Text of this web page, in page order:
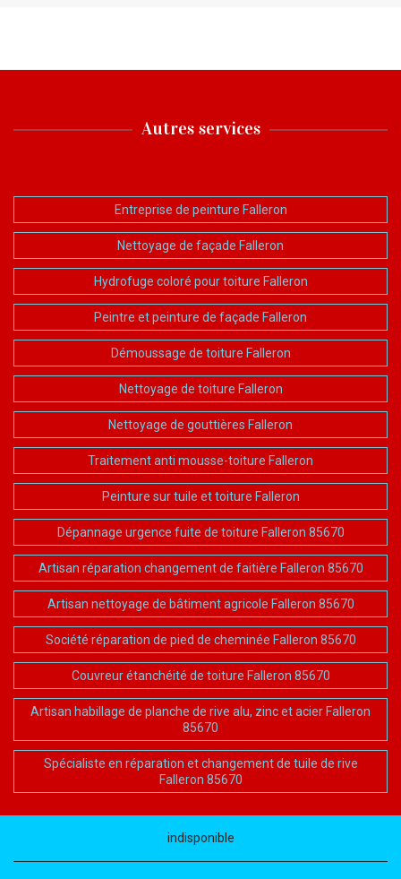
Autres services
Entreprise de peinture Falleron
Nettoyage de façade Falleron
Hydrofuge coloré pour toiture Falleron
Peintre et peinture de façade Falleron
Démoussage de toiture Falleron
Nettoyage de toiture Falleron
Nettoyage de gouttières Falleron
Traitement anti mousse-toiture Falleron
Peinture sur tuile et toiture Falleron
Dépannage urgence fuite de toiture Falleron 85670
Artisan réparation changement de faitière Falleron 85670
Artisan nettoyage de bâtiment agricole Falleron 85670
Société réparation de pied de cheminée Falleron 85670
Couvreur étanchéité de toiture Falleron 85670
Artisan habillage de planche de rive alu, zinc et acier Falleron
85670
Spécialiste en réparation et changement de tuile de rive
Falleron 85670
indisponible